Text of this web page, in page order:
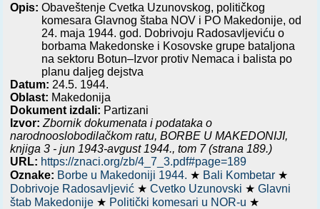
Opis:Obaveštenje Cvetka Uzunovskog, političkog
komesara Glavnog štaba NOV i PO Makedonije, od
24. maja 1944. god. Dobrivoju Radosavljeviću o
borbama Makedonske i Kosovske grupe bataljona
na sektoru Botun–Izvor protiv Nemaca i balista po
planu daljeg dejstva
Datum: 24.5. 1944.
Oblast: Makedonija
Dokument izdali: Partizani
Izvor: Zbornik dokumenata i podataka o
narodnooslobodilačkom ratu,BORBE U MAKEDONIJI,
knjiga 3 - jun 1943-avgust 1944., tom 7 (strana 189.)
URL: https://znaci.org/zb/4_7_3.pdf#page=189
Oznake: Borbe u Makedoniji 1944. ★ Bali Kombetar ★
Dobrivoje Radosavljević ★Cvetko Uzunovski ★Glavni
štab Makedonije ★ Politički komesari u NOR-u ★